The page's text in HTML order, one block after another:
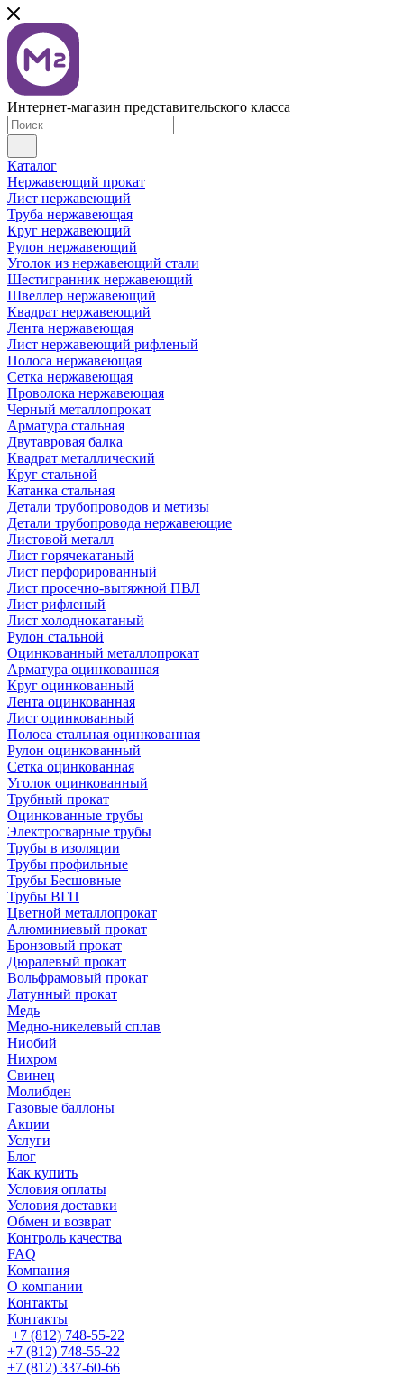
Интернет-магазин представительского класса
Каталог
Нержавеющий прокат
Лист нержавеющий
Труба нержавеющая
Круг нержавеющий
Рулон нержавеющий
Уголок из нержавеющий стали
Шестигранник нержавеющий
Швеллер нержавеющий
Квадрат нержавеющий
Лента нержавеющая
Лист нержавеющий рифленый
Полоса нержавеющая
Сетка нержавеющая
Проволока нержавеющая
Черный металлопрокат
Арматура стальная
Двутавровая балка
Квадрат металлический
Круг стальной
Катанка стальная
Детали трубопроводов и метизы
Детали трубопровода нержавеющие
Листовой металл
Лист горячекатаный
Лист перфорированный
Лист просечно-вытяжной ПВЛ
Лист рифленый
Лист холоднокатаный
Рулон стальной
Оцинкованный металлопрокат
Арматура оцинкованная
Круг оцинкованный
Лента оцинкованная
Лист оцинкованный
Полоса стальная оцинкованная
Рулон оцинкованный
Сетка оцинкованная
Уголок оцинкованный
Трубный прокат
Оцинкованные трубы
Электросварные трубы
Трубы в изоляции
Трубы профильные
Трубы Бесшовные
Трубы ВГП
Цветной металлопрокат
Алюминиевый прокат
Бронзовый прокат
Дюралевый прокат
Вольфрамовый прокат
Латунный прокат
Медь
Медно-никелевый сплав
Ниобий
Нихром
Свинец
Молибден
Газовые баллоны
Акции
Услуги
Блог
Как купить
Условия оплаты
Условия доставки
Обмен и возврат
Контроль качества
FAQ
Компания
О компании
Контакты
Контакты
+7 (812) 748-55-22
+7 (812) 748-55-22
+7 (812) 337-60-66